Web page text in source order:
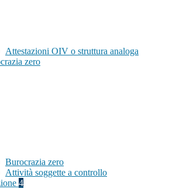
Attestazioni OIV o struttura analoga
zero
Burocrazia zero
Attività soggette a controllo
4